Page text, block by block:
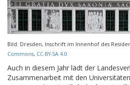
Bild: Dresden, Inschrift im Innenhof des
Commons, CC-BY-SA 4.0
Auch in diesem Jahr lädt der
Zusammenarbeit mit den